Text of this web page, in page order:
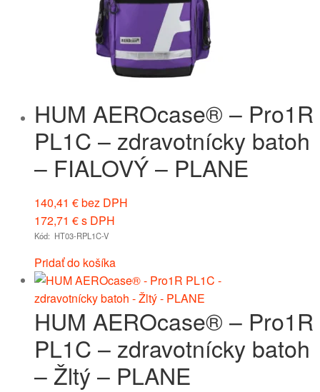
HUM AEROcase® – Pro1R
PL1C – zdravotnícky batoh
– FIALOVÝ – PLANE
140,41 €bez DPH
172,71 €s DPH
Kód: HT03-RPL1C-V
Pridať do košíka
HUM AEROcase® – Pro1R
PL1C – zdravotnícky batoh
– Žltý – PLANE